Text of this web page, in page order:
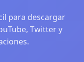
para descargar
Twitter y